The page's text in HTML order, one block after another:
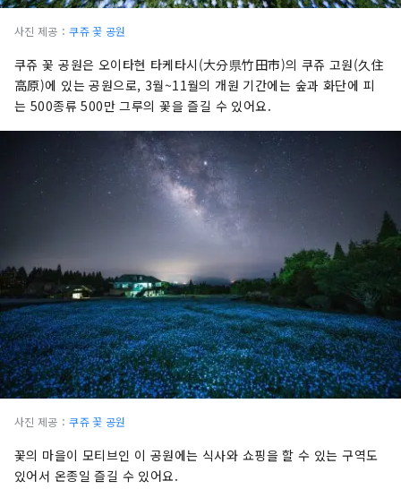
사진 제공：쿠쥬 꽃 공원
쿠쥬 꽃 공원은 오이타현 타케타시(大分県竹田市)의 쿠쥬 고원(久住
高原)에 있는 공원으로, 3월~11월의 개원 기간에는 숲과 화단에 피
는 500종류 500만 그루의 꽃을 즐길 수 있어요.
사진 제공：쿠쥬 꽃 공원
꽃의 마을이 모티브인 이 공원에는 식사와 쇼핑을 할 수 있는 구역도
있어서 온종일 즐길 수 있어요.